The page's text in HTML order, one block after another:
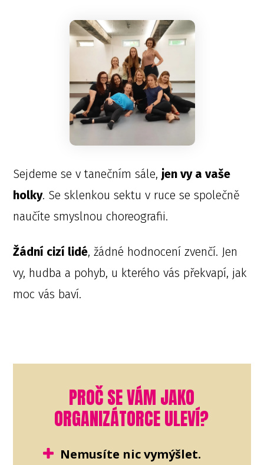
Sejdeme se v tanečním sále, jen vy a vaše
holky. Se sklenkou sektu v ruce se společně
naučíte smyslnou choreografii.
Žádní cizí lidé, žádné hodnocení zvenčí. Jen
vy, hudba a pohyb, u kterého vás překvapí, jak
moc vás baví.
PROČ SE VÁM JAKO
ORGANIZÁTORCE ULEVÍ?
Nemusíte nic vymýšlet.